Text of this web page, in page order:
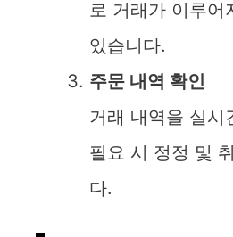
로 거래가 이루어
있습니다.
주문 내역 확인
거래 내역을 실시
필요 시 정정 및
다.